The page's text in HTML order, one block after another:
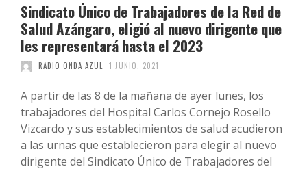
Sindicato Único de Trabajadores de la Red de
Salud Azángaro, eligió al nuevo dirigente que
les representará hasta el 2023
RADIO ONDA AZUL 1 JUNIO, 2021
A partir de las 8 de la mañana de ayer lunes, los
trabajadores del Hospital Carlos Cornejo Rosello
Vizcardo y sus establecimientos de salud acudieron
a las urnas que establecieron para elegir al nuevo
dirigente del Sindicato Único de Trabajadores del